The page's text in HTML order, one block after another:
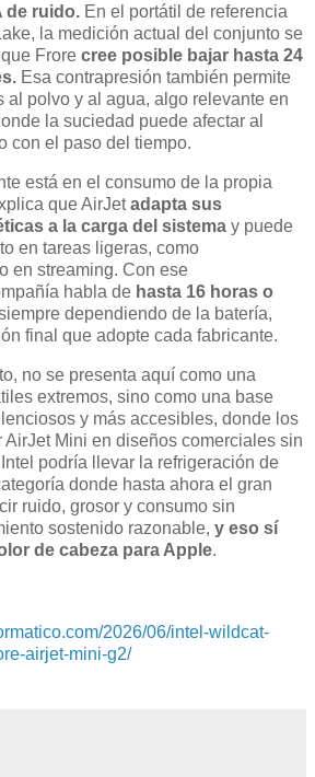
de ruido. En el portátil de referencia
la medición actual del conjunto se
Frore cree posible bajar hasta 24
Esa contrapresión también permite
al polvo y al agua, algo relevante en
la suciedad puede afectar al
con el paso del tiempo.
está en el consumo de la propia
que AirJetadapta sus
a la carga del sistema y puede
en tareas ligeras, como
en streaming. Con ese
habla de hasta 16 horas o
dependiendo de la batería,
final que adopte cada fabricante.
no se presenta aquí como una
extremos, sino como una base
y más accesibles, donde los
AirJet Mini en diseños comerciales sin
podría llevar la refrigeración de
donde hasta ahora el gran
ruido, grosor y consumo sin
sostenido razonable, y eso sí
de cabeza para Apple.
2026/06/intel-wildcat-
airjet-mini-g2/